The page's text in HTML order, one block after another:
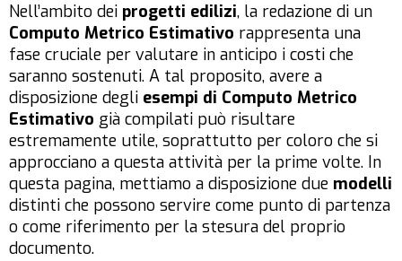
Nell’ambito dei progetti edilizi, la redazione di un
Computo Metrico Estimativo rappresenta una
fase cruciale per valutare in anticipo i costi che
saranno sostenuti. A tal proposito, avere a
disposizione degli esempi di Computo Metrico
Estimativo già compilati può risultare
estremamente utile, soprattutto per coloro che si
approcciano a questa attività per la prime volte. In
questa pagina, mettiamo a disposizione due modelli
distinti che possono servire come punto di partenza
o come riferimento per la stesura del proprio
documento.